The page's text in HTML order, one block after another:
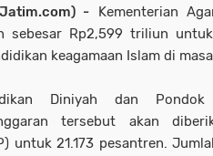
- Kementerian
sebesar Rp2,599 triliun
keagamaan Islam di
Diniyah dan Pondok
tersebut akan
untuk 21.173 pesantren.